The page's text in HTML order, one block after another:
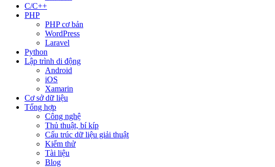
C/C++
PHP
PHP cơ bản
WordPress
Laravel
Python
Lập trình di động
Android
iOS
Xamarin
Cơ sở dữ liệu
Tổng hợp
Công nghệ
Thủ thuật, bí kíp
Cấu trúc dữ liệu giải thuật
Kiểm thử
Tài liệu
Blog